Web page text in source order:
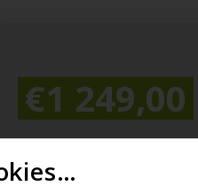
€1 249,00